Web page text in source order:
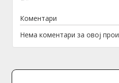
Коментари
Нема коментари за овој